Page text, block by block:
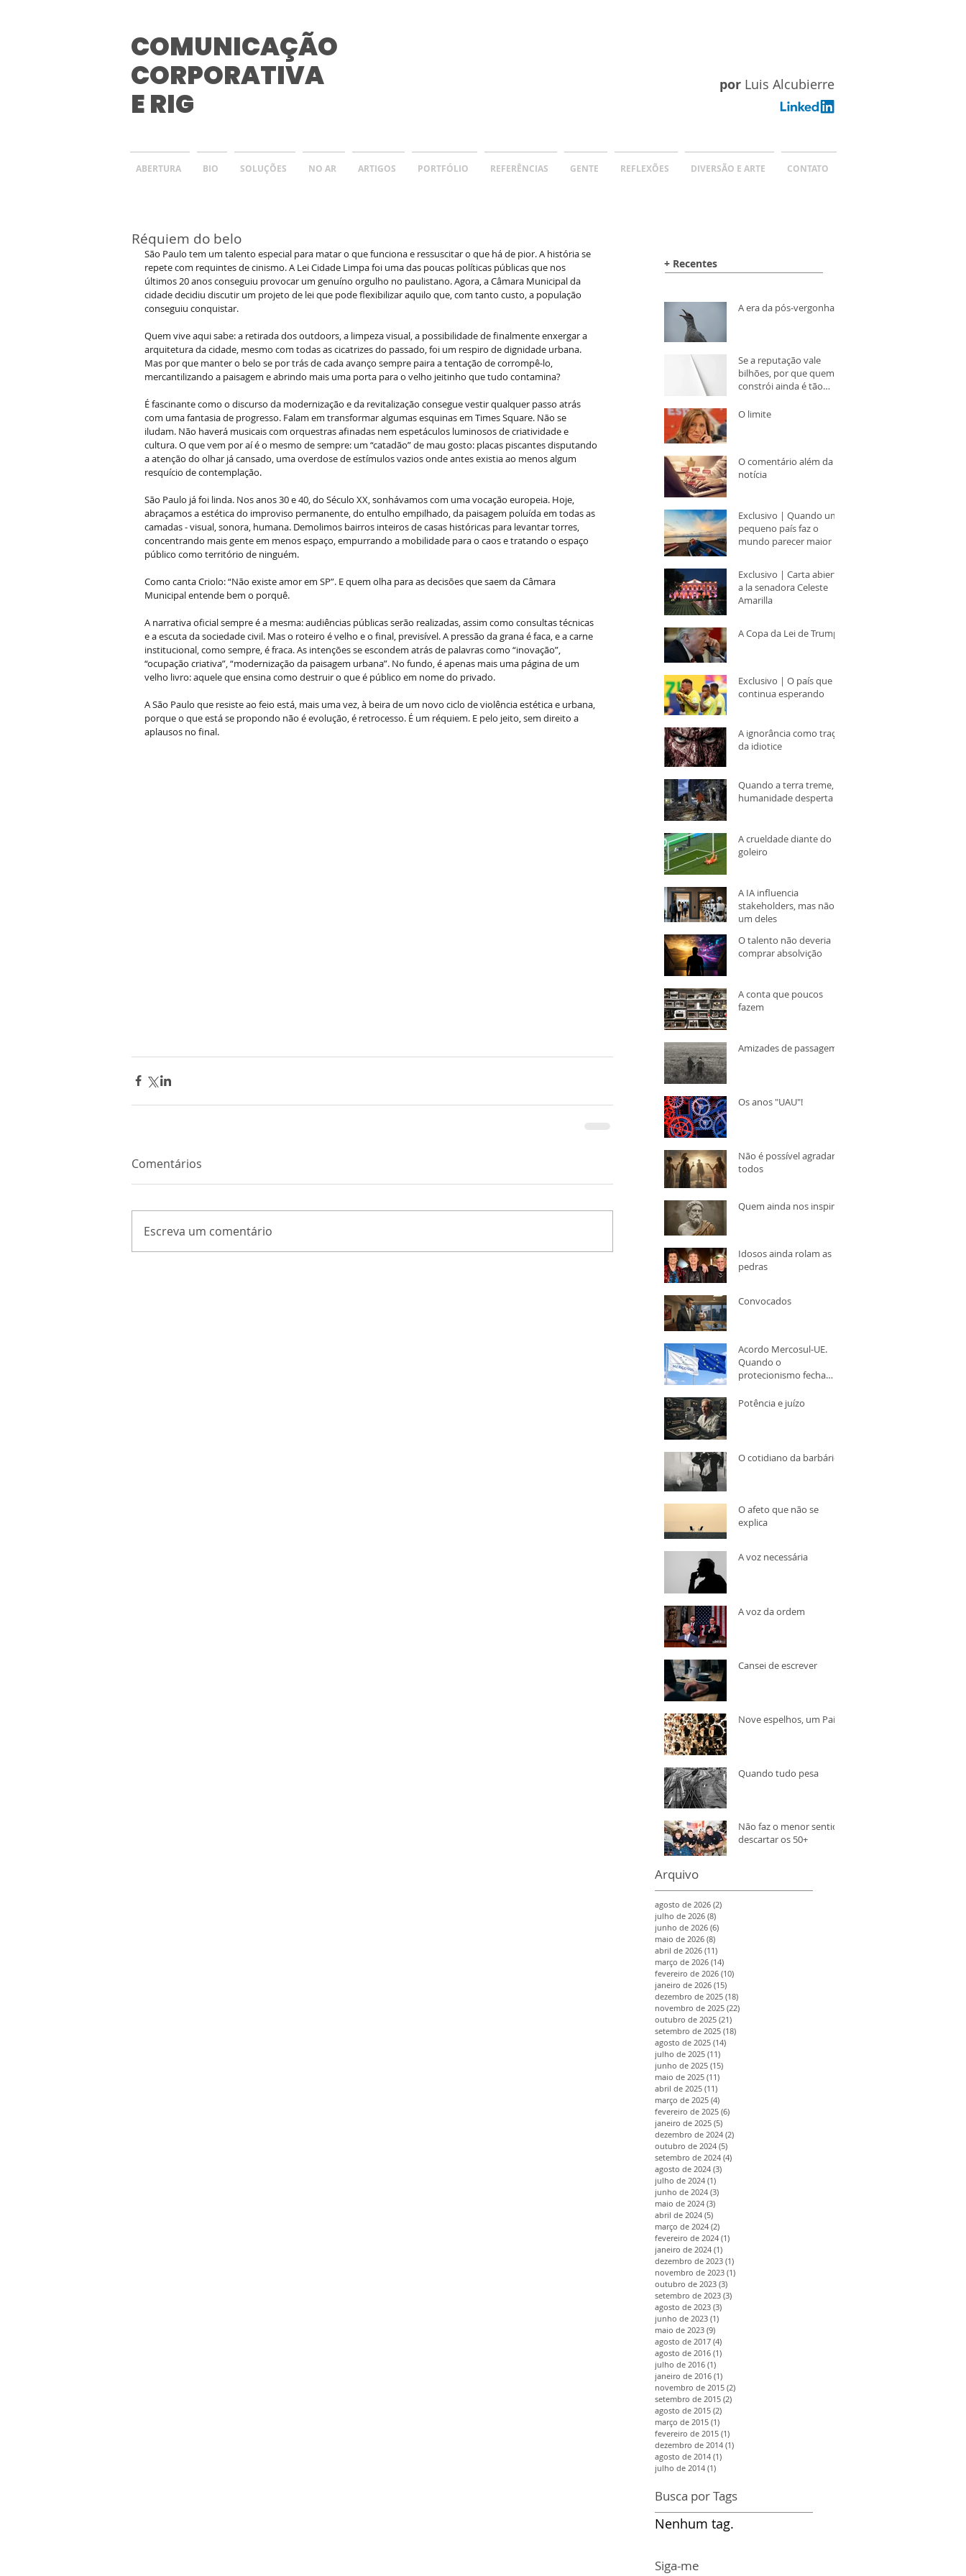
COMUNICAÇÃO
CORPORATIVA
E RIG
por Luis Alcubierre
ABERTURA BIO SOLUÇÕES NO AR ARTIGOS PORTFÓLIO REFERÊNCIAS GENTE REFLEXÕES DIVERSÃO E ARTE CONTATO
Réquiem do belo
São Paulo tem um talento especial para matar o que funciona e ressuscitar o que há de pior. A história se
repete com requintes de cinismo. A Lei Cidade Limpa foi uma das poucas políticas públicas que nos
últimos 20 anos conseguiu provocar um genuíno orgulho no paulistano. Agora, a Câmara Municipal da
cidade decidiu discutir um projeto de lei que pode flexibilizar aquilo que, com tanto custo, a população
conseguiu conquistar.
Quem vive aqui sabe: a retirada dos outdoors, a limpeza visual, a possibilidade de finalmente enxergar a
arquitetura da cidade, mesmo com todas as cicatrizes do passado, foi um respiro de dignidade urbana.
Mas por que manter o belo se por trás de cada avanço sempre paira a tentação de corrompê-lo,
mercantilizando a paisagem e abrindo mais uma porta para o velho jeitinho que tudo contamina?
É fascinante como o discurso da modernização e da revitalização consegue vestir qualquer passo atrás
com uma fantasia de progresso. Falam em transformar algumas esquinas em Times Square. Não se
iludam. Não haverá musicais com orquestras afinadas nem espetáculos luminosos de criatividade e
cultura. O que vem por aí é o mesmo de sempre: um “catadão” de mau gosto: placas piscantes disputando
a atenção do olhar já cansado, uma overdose de estímulos vazios onde antes existia ao menos algum
resquício de contemplação.
São Paulo já foi linda. Nos anos 30 e 40, do Século XX, sonhávamos com uma vocação europeia. Hoje,
abraçamos a estética do improviso permanente, do entulho empilhado, da paisagem poluída em todas as
camadas - visual, sonora, humana. Demolimos bairros inteiros de casas históricas para levantar torres,
concentrando mais gente em menos espaço, empurrando a mobilidade para o caos e tratando o espaço
público como território de ninguém.
Como canta Criolo: “Não existe amor em SP”. E quem olha para as decisões que saem da Câmara
Municipal entende bem o porquê.
A narrativa oficial sempre é a mesma: audiências públicas serão realizadas, assim como consultas técnicas
e a escuta da sociedade civil. Mas o roteiro é velho e o final, previsível. A pressão da grana é faca, e a carne
institucional, como sempre, é fraca. As intenções se escondem atrás de palavras como “inovação”,
“ocupação criativa”, “modernização da paisagem urbana”. No fundo, é apenas mais uma página de um
velho livro: aquele que ensina como destruir o que é público em nome do privado.
A São Paulo que resiste ao feio está, mais uma vez, à beira de um novo ciclo de violência estética e urbana,
porque o que está se propondo não é evolução, é retrocesso. É um réquiem. E pelo jeito, sem direito a
aplausos no final.
Comentários
Escreva um comentário
+ Recentes
A era da pós-vergonha
Se a reputação vale
bilhões, por que quem a
constrói ainda é tão
O limite
O comentário além da
notícia
Exclusivo | Quando um
pequeno país faz o
mundo parecer maior
Exclusivo | Carta abierta
a la senadora Celeste
Amarilla
A Copa da Lei de Trump
Exclusivo | O país que
continua esperando
A ignorância como traço
da idiotice
Quando a terra treme, a
humanidade desperta
A crueldade diante do
goleiro
A IA influencia
stakeholders, mas não é
um deles
O talento não deveria
comprar absolvição
A conta que poucos
fazem
Amizades de passagem
Os anos "UAU"!
Não é possível agradar a
todos
Quem ainda nos inspira?
Idosos ainda rolam as
pedras
Convocados
Acordo Mercosul-UE.
Quando o
protecionismo fecha
o consumidor
Potência e juízo
O cotidiano da barbárie
O afeto que não se
explica
A voz necessária
A voz da ordem
Cansei de escrever
Nove espelhos, um País
Quando tudo pesa
Não faz o menor sentido
descartar os 50+
Arquivo
agosto de 2026 (2)
julho de 2026 (8)
junho de 2026 (6)
maio de 2026 (8)
abril de 2026 (11)
março de 2026 (14)
fevereiro de 2026 (10)
janeiro de 2026 (15)
dezembro de 2025 (18)
novembro de 2025 (22)
outubro de 2025 (21)
setembro de 2025 (18)
agosto de 2025 (14)
julho de 2025 (11)
junho de 2025 (15)
maio de 2025 (11)
abril de 2025 (11)
março de 2025 (4)
fevereiro de 2025 (6)
janeiro de 2025 (5)
dezembro de 2024 (2)
outubro de 2024 (5)
setembro de 2024 (4)
agosto de 2024 (3)
julho de 2024 (1)
junho de 2024 (3)
maio de 2024 (3)
abril de 2024 (5)
março de 2024 (2)
fevereiro de 2024 (1)
janeiro de 2024 (1)
dezembro de 2023 (1)
novembro de 2023 (1)
outubro de 2023 (3)
setembro de 2023 (3)
agosto de 2023 (3)
junho de 2023 (1)
maio de 2023 (9)
agosto de 2017 (4)
agosto de 2016 (1)
julho de 2016 (1)
janeiro de 2016 (1)
novembro de 2015 (2)
setembro de 2015 (2)
agosto de 2015 (2)
março de 2015 (1)
fevereiro de 2015 (1)
dezembro de 2014 (1)
agosto de 2014 (1)
julho de 2014 (1)
Busca por Tags
Nenhum tag.
Siga-me